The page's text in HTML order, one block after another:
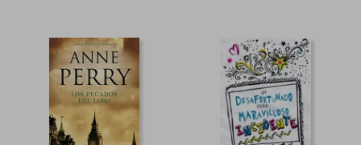
5%
dcto. 16,10 €
5%
dcto.